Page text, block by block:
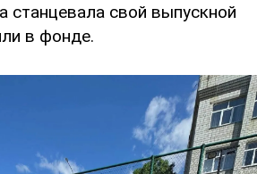
станцевала свой выпускной
в фонде.